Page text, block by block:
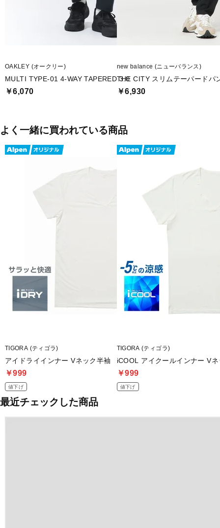
OAKLEY (オークリー)
MULTI TYPE-01 4-WAY TAPERED 3.0
￥6,070
new balance (ニューバランス)
THE CITY スリムテーパードパ
￥6,930
よく一緒に買われている商品
TIGORA (ティゴラ)
アイドライインナー Vネック半袖
￥999
値下げ
TIGORA (ティゴラ)
iCOOL アイクールインナー V
￥999
値下げ
最近チェックした商品